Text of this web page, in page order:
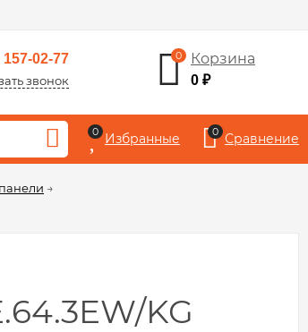
157-02-77
звонок
0 Корзина
0₽
0 Избранные 0 Сравнение
→
KG